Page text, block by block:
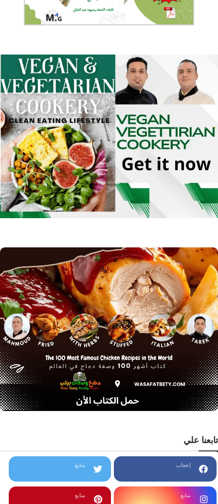
تابعنا علي
إعجاب متابع
متابع متابع